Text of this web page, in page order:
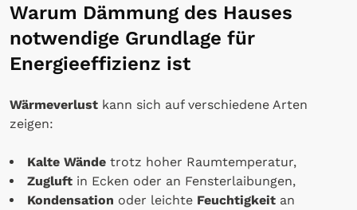
Warum Dämmung des Hauses
notwendige Grundlage für
Energieeffizienz ist
Wärmeverlust kann sich auf verschiedene Arten
zeigen:
Kalte Wände trotz hoher Raumtemperatur,
Zugluft in Ecken oder an Fensterlaibungen,
Kondensation oder leichte Feuchtigkeit an